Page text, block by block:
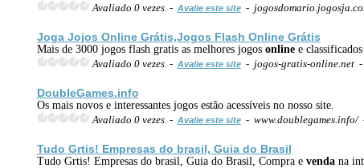
Avaliado 0 vezes - Avalie este site-
Joga Jojos OnlineGrátis,Jogos Flash OnlineGrátis
Mais de 3000 jogos flash gratis as melhores jogos onlinee classificados
Avaliado 0 vezes - Avalie este site- jogos-gratis-online.net -
DoubleGames.info
Os mais novos e interessantes jogos estão acessíveis no nosso site.
Avaliado 0 vezes - Avalie este site- www.doublegames.info/
Tudo Grtis! Empresas do brasil, Guia do Brasil
Tudo Grtis! Empresas do brasil, Guia do Brasil, Compra e vendana